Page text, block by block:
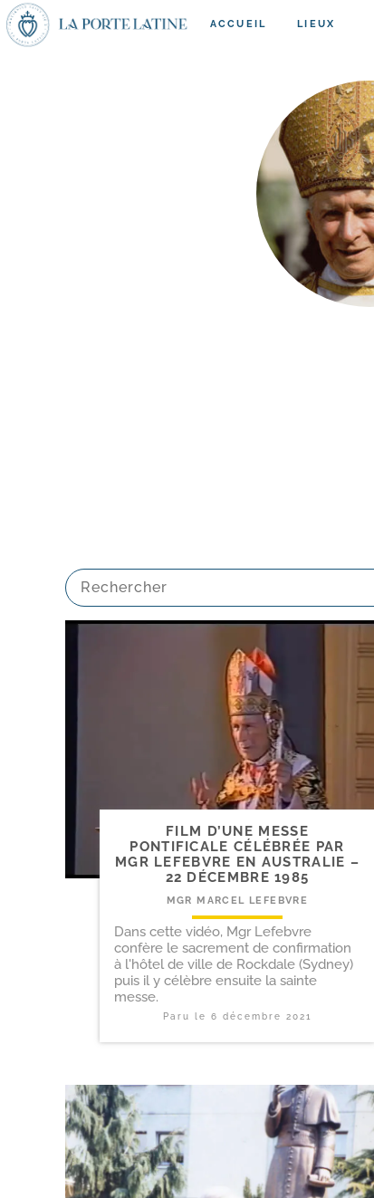
ACCUEIL LIEUX
FILM D’UNE MESSE
PONTIFICALE CÉLÉBRÉE PAR
MGR LEFEBVRE EN AUSTRALIE –
22 DÉCEMBRE 1985
MGR MARCEL LEFEBVRE
Dans cette vidéo, Mgr Lefebvre
confère le sacrement de confirmation
à l'hôtel de ville de Rockdale (Sydney)
puis il y célèbre ensuite la sainte
messe.
Paru le 6 décembre 2021